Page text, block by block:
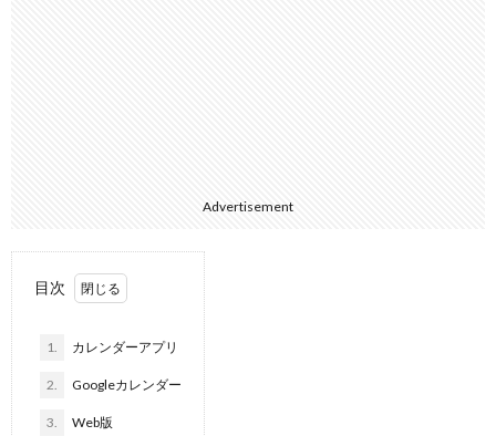
Advertisement
目次
1. カレンダーアプリ
2. Googleカレンダー
3. Web版